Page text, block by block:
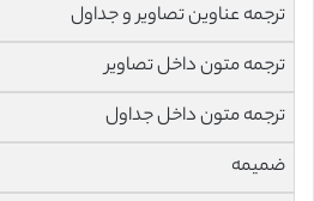
ترجمه عناوین تصاویر و جداول
ترجمه متون داخل تصاویر
ترجمه متون داخل جداول
ضمیمه